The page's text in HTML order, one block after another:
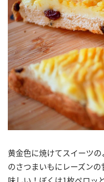
黄金色に焼けてスイーツ
のさつまいもにレーズン